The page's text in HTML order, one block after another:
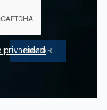
privacidad